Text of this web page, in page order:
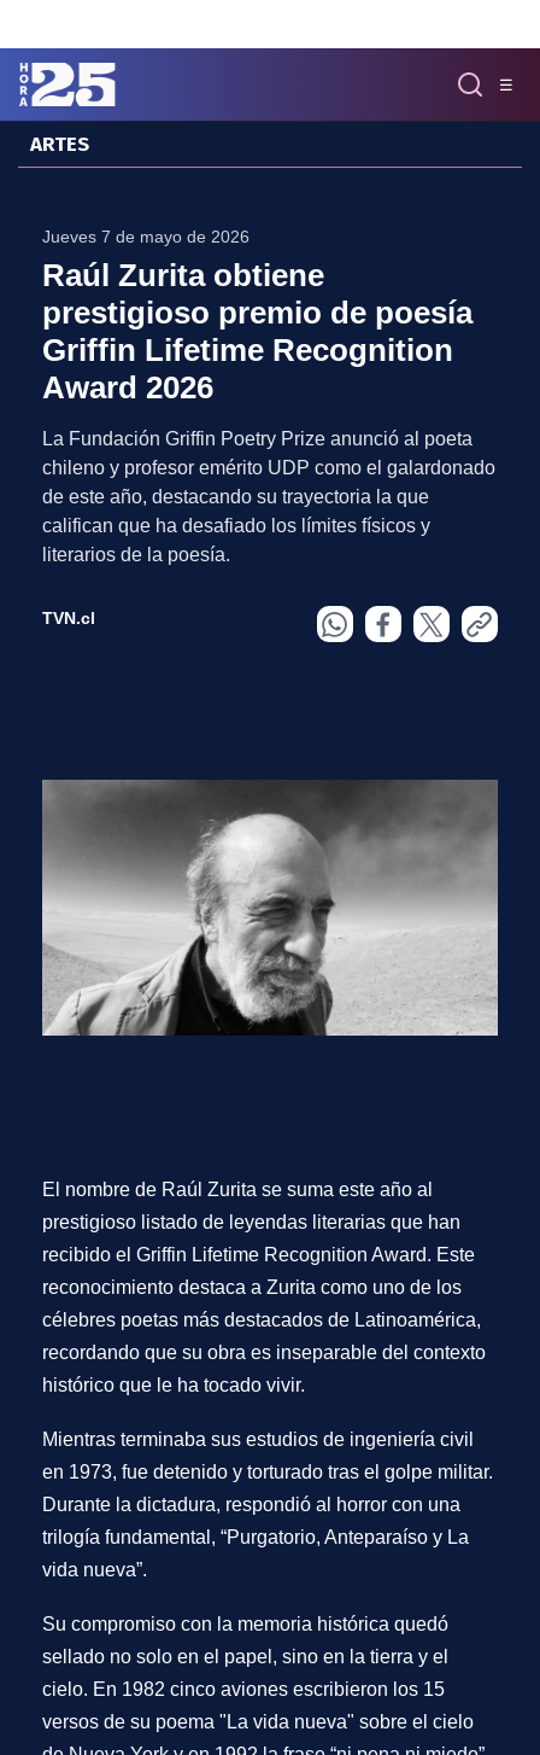
☰
MENÚ
Podcast
Artes
Cine y Series
Música
Patrimonio
EXCLUSIVO H25
ARTES
Jueves 7 de mayo de 2026
Raúl Zurita obtiene
prestigioso premio de poesía
Griffin Lifetime Recognition
Award 2026
La Fundación Griffin Poetry Prize anunció al poeta
chileno y profesor emérito UDP como el galardonado
de este año, destacando su trayectoria la que
califican que ha desafiado los límites físicos y
literarios de la poesía.
TVN.cl
El nombre de Raúl Zurita se suma este año al
prestigioso listado de leyendas literarias que han
recibido el Griffin Lifetime Recognition Award. Este
reconocimiento destaca a Zurita como uno de los
célebres poetas más destacados de Latinoamérica,
recordando que su obra es inseparable del contexto
histórico que le ha tocado vivir.
Mientras terminaba sus estudios de ingeniería civil
en 1973, fue detenido y torturado tras el golpe militar.
Durante la dictadura, respondió al horror con una
trilogía fundamental, “Purgatorio, Anteparaíso y La
vida nueva”.
Su compromiso con la memoria histórica quedó
sellado no solo en el papel, sino en la tierra y el
cielo. En 1982 cinco aviones escribieron los 15
versos de su poema "La vida nueva" sobre el cielo